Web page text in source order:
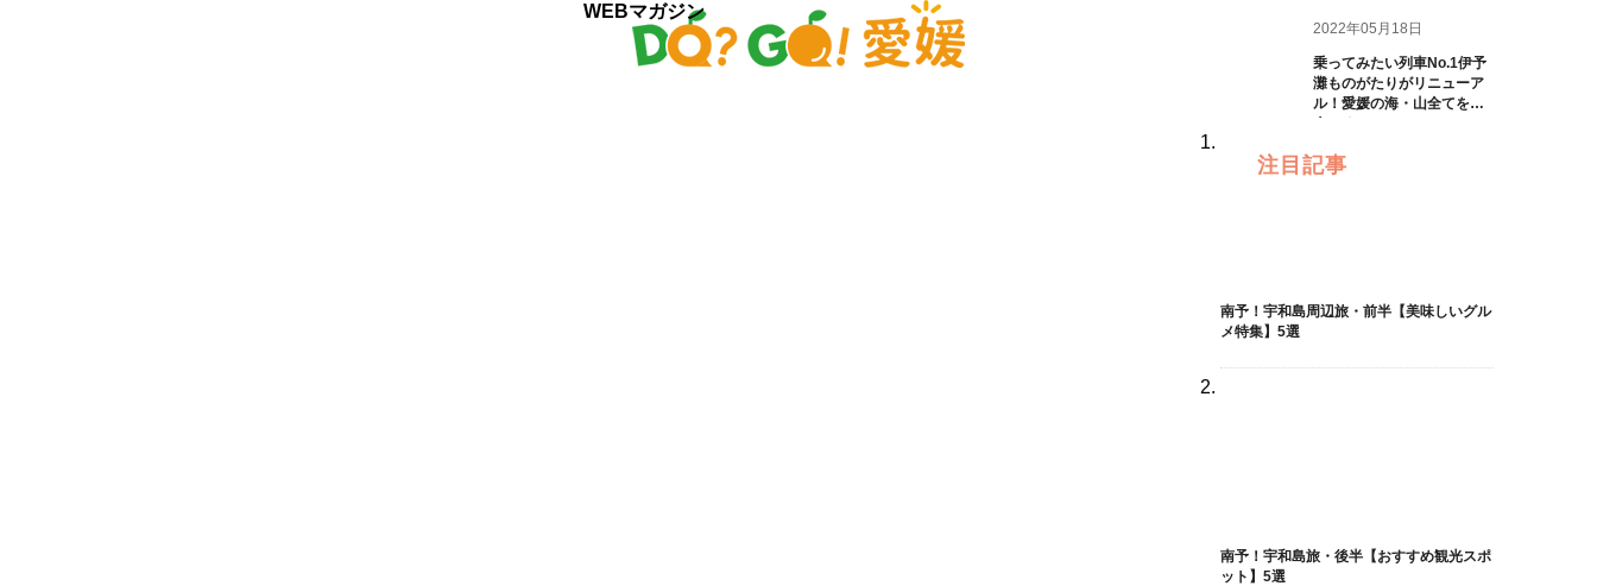
2022年05月18日
乗ってみたい列車No.1伊予
灘ものがたりがリニューア
ル！愛媛の海・山全てを一
注目記事
南予！宇和島周辺旅・前半【美味しいグル
メ特集】5選
南予！宇和島旅・後半【おすすめ観光スポ
ット】5選
WEBマガジン